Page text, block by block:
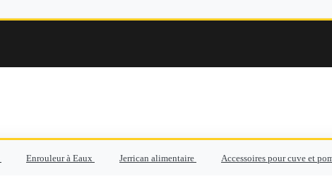
Enrouleur à Eaux Jerrican alimentaire Accessoires pour cuve et